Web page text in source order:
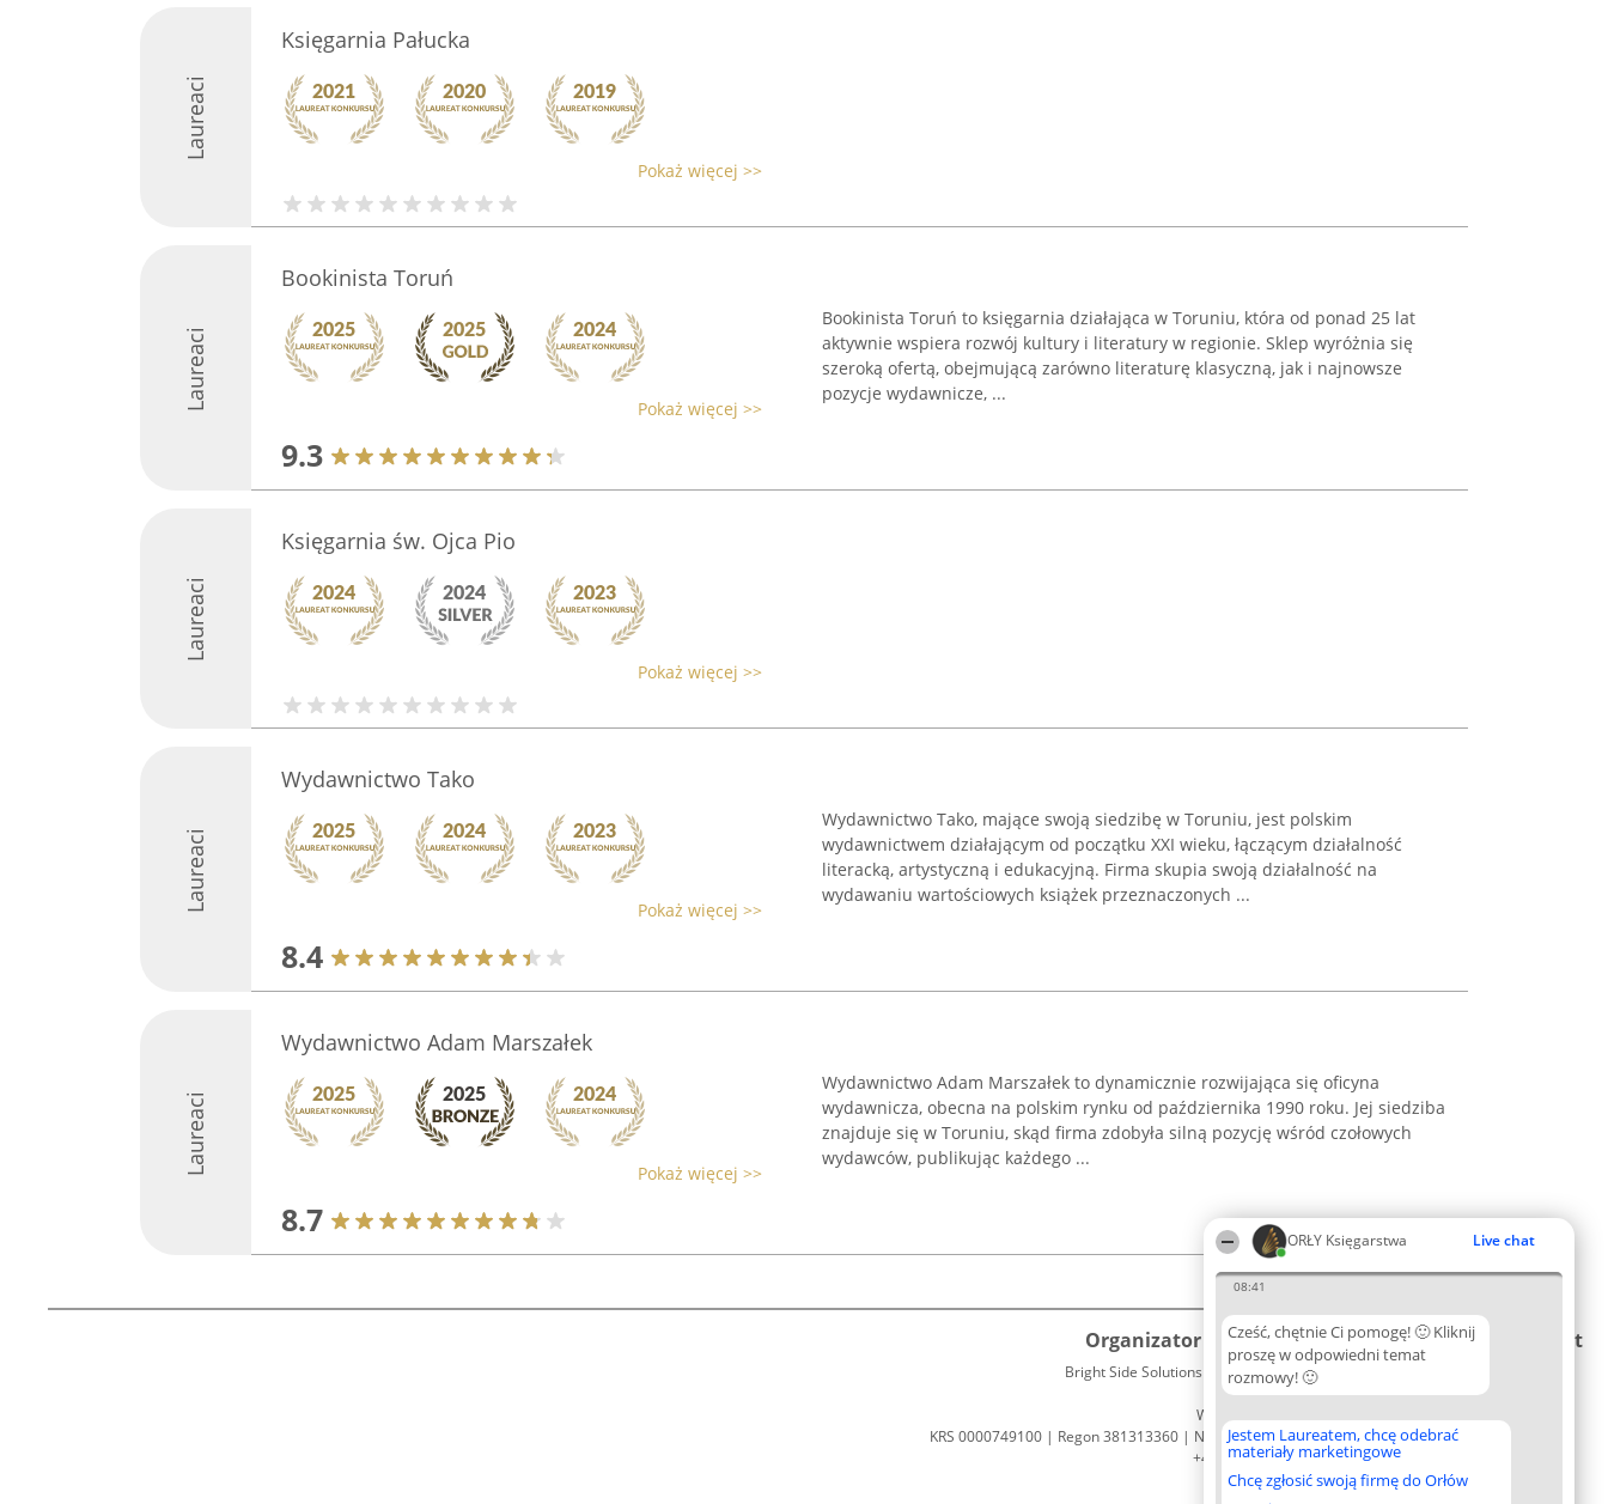
ORŁY Księgarstwa Live chat
08:41
Cześć, chętnie Ci pomogę! 🙂 Kliknij
proszę w odpowiedni temat
rozmowy! 🙂
Jestem Laureatem, chcę odebrać
materiały marketingowe
Chcę zgłosić swoją firmę do Orłów
Laureaci
Księgarnia Pałucka
Pokaż więcej >>
Laureaci
Bookinista Toruń
Pokaż więcej >>
9.3
Bookinista Toruń to księgarnia działająca w Toruniu, która od ponad 25 lat
aktywnie wspiera rozwój kultury i literatury w regionie. Sklep wyróżnia się
szeroką ofertą, obejmującą zarówno literaturę klasyczną, jak i najnowsze
pozycje wydawnicze, ...
Laureaci
Księgarnia św. Ojca Pio
Pokaż więcej >>
Laureaci
Wydawnictwo Tako
Pokaż więcej >>
8.4
Wydawnictwo Tako, mające swoją siedzibę w Toruniu, jest polskim
wydawnictwem działającym od początku XXI wieku, łączącym działalność
literacką, artystyczną i edukacyjną. Firma skupia swoją działalność na
wydawaniu wartościowych książek przeznaczonych ...
Laureaci
Wydawnictwo Adam Marszałek
Pokaż więcej >>
8.7
Wydawnictwo Adam Marszałek to dynamicznie rozwijająca się oficyna
wydawnicza, obecna na polskim rynku od października 1990 roku. Jej siedziba
znajduje się w Toruniu, skąd firma zdobyła silną pozycję wśród czołowych
wydawców, publikując każdego ...
Organizator plebiscytu
Bright Side Solutions sp. z o. o. sp. k.
ul. Ruska 22
Wrocław 50-079
KRS 0000749100 | Regon 381313360 | NIP 8943132676
+48 508 492 400
Plebiscyt
Lista
Laureatów
Zasady
Regulamin
Kontakt